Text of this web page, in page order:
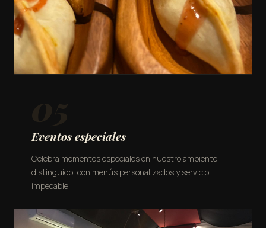
Eventos especiales
Celebra momentos especiales en nuestro ambiente
distinguido, con menús personalizados y servicio
impecable.